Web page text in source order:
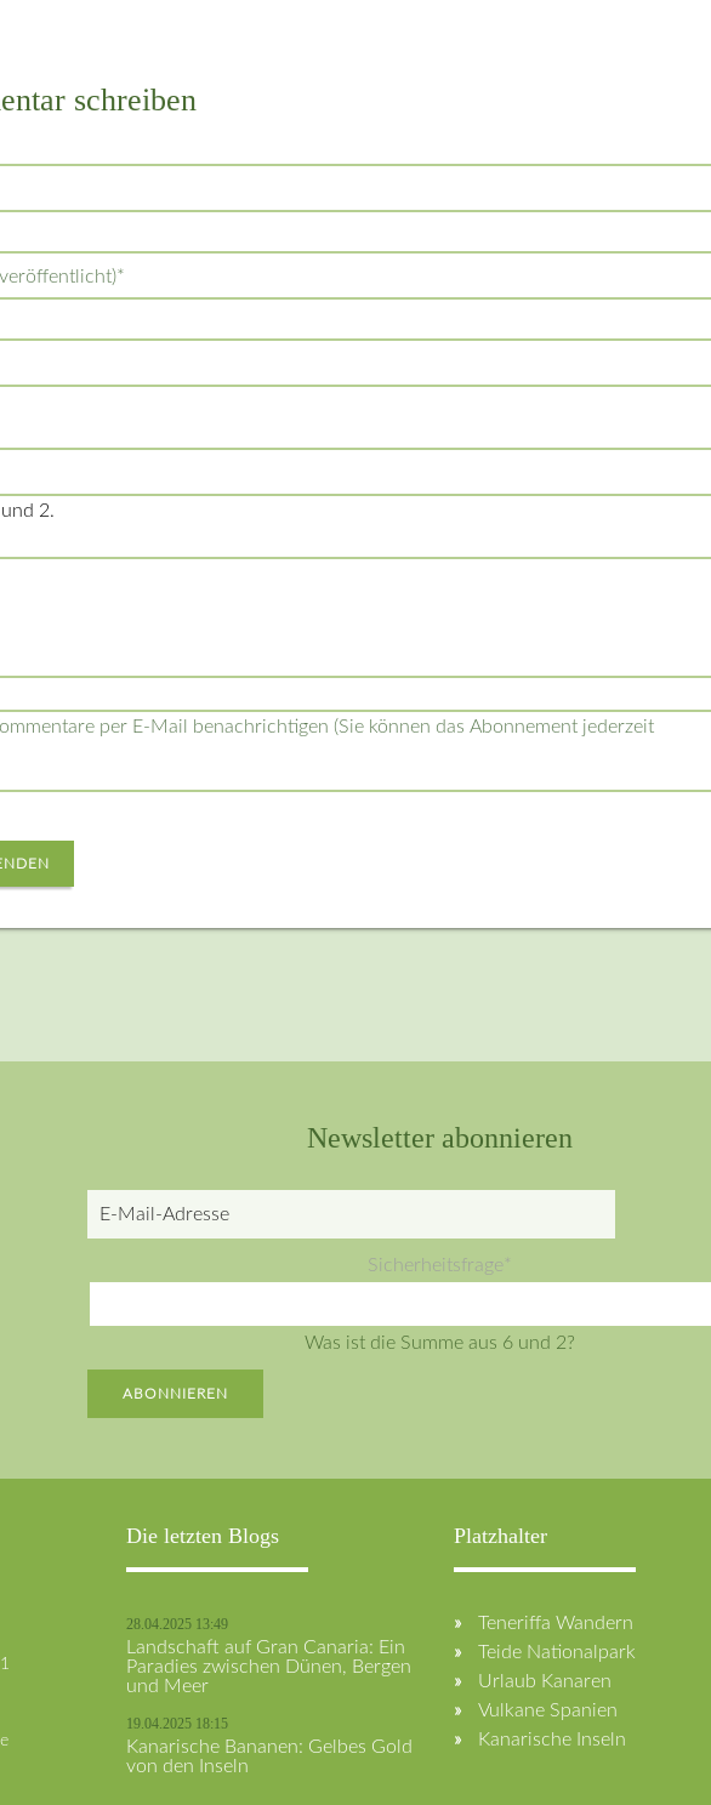
schreiben
*
2.
per E-Mail benachrichtigen (Sie können das Abonnement jederzeit
Newsletter abonnieren
E-
Mail-
Pflichtfeld
Sicherheitsfrage *
Was ist die Summe aus 6 und 2?
ABONNIEREN
Die letzten Blogs
28.04.2025 13:49
Landschaft auf Gran Canaria: Ein
Paradies zwischen Dünen, Bergen
und Meer
19.04.2025 18:15
Kanarische Bananen: Gelbes Gold
von den Inseln
Platzhalter
Teneriffa Wandern
Teide Nationalpark
Urlaub Kanaren
Vulkane Spanien
Kanarische Inseln